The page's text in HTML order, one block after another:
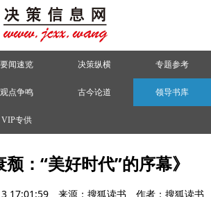
要闻速览 决策纵横 专题参考
观点争鸣 古今论道 领导书库
VIP专供
颓：“美好时代”的序幕》
17:01:59 来源：搜狐读书
作者：搜狐读书